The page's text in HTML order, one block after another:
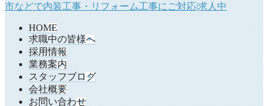
市などで内装工事・リフォーム工事にご対応|求人中
HOME
求職中の皆様へ
採用情報
業務案内
スタッフブログ
会社概要
お問い合わせ